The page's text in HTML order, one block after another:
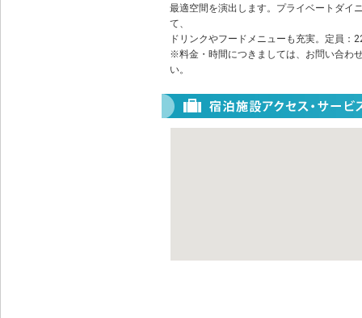
最適空間を演出します。プライベートダイ
て、
ドリンクやフードメニューも充実。定員：
※料金・時間につきましては、お問い合わ
い。